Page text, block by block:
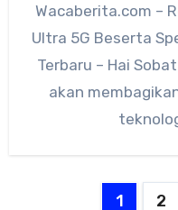
Wacaberita.com –
Ultra 5G Beserta
Terbaru – Hai
akan
Paginasi
1 2